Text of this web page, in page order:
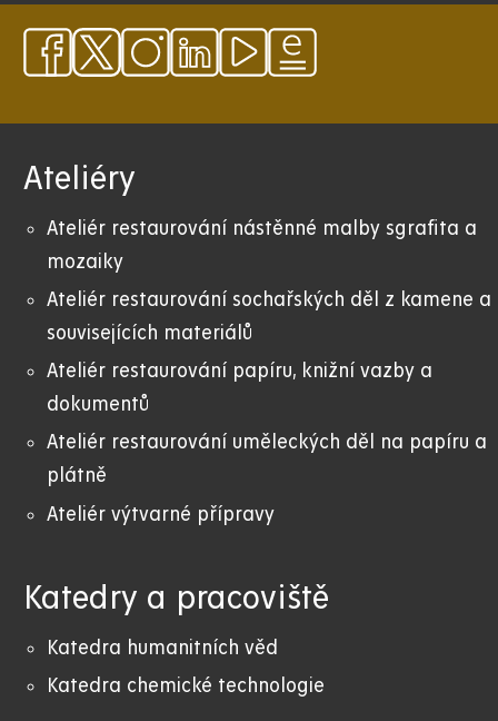
Ateliéry
Ateliér restaurování nástěnné malby sgrafita a
mozaiky
Ateliér restaurování sochařských děl z kamene a
souvisejících materiálů
Ateliér restaurování papíru, knižní vazby a
dokumentů
Ateliér restaurování uměleckých děl na papíru a
plátně
Ateliér výtvarné přípravy
Katedry a pracoviště
Katedra humanitních věd
Katedra chemické technologie